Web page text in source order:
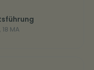
MA